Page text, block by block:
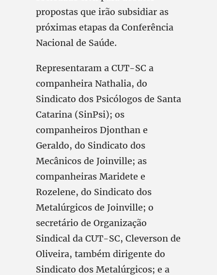
propostas que irão subsidiar as
próximas etapas da Conferência
Nacional de Saúde.
Representaram a CUT-SC a
companheira Nathalia, do
Sindicato dos Psicólogos de Santa
Catarina (SinPsi); os
companheiros Djonthan e
Geraldo, do Sindicato dos
Mecânicos de Joinville; as
companheiras Maridete e
Rozelene, do Sindicato dos
Metalúrgicos de Joinville; o
secretário de Organização
Sindical da CUT-SC, Cleverson de
Oliveira, também dirigente do
Sindicato dos Metalúrgicos; e a